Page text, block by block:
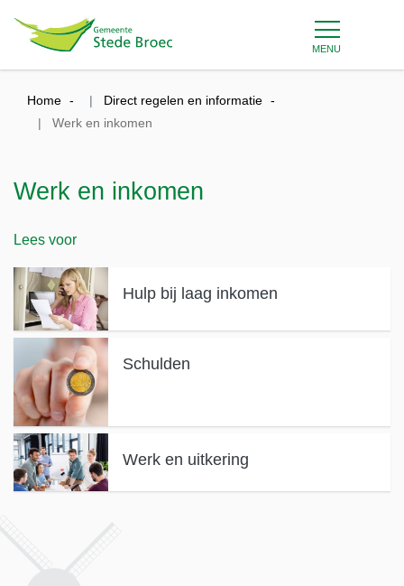
MENU
Home
Direct regelen en informatie
Werk en inkomen
Werk en inkomen
Lees voor
Hulp bij laag inkomen
Schulden
Werk en uitkering